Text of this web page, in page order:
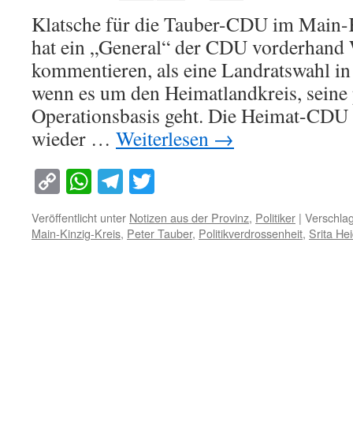
Klatsche für die Tauber-CDU im
hat ein „General“ der CDU
kommentieren, als eine Landratswahl
wenn es um den Heimatlandkreis,
Operationsbasis geht. Die Heimat-
wieder … Weiterlesen →
Copy
Link
WhatsApp
Telegram
Veröffentlicht unter Notizen aus der Provinz, Politiker |
Main-Kinzig-Kreis, Peter Tauber, Politikverdrossenheit, Srita